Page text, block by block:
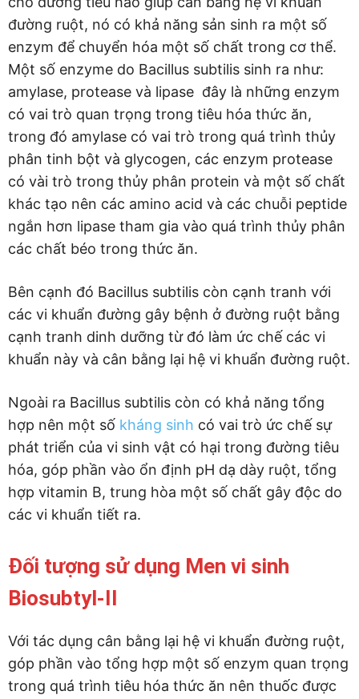
đường ruột, nó có khả năng sản sinh ra một số
enzym để chuyển hóa một số chất trong cơ thể.
Một số enzyme do Bacillus subtilis sinh ra như:
amylase, protease và lipase đây là những enzym
có vai trò quan trọng trong tiêu hóa thức ăn,
trong đó amylase có vai trò trong quá trình thủy
phân tinh bột và glycogen, các enzym protease
có vài trò trong thủy phân protein và một số chất
khác tạo nên các amino acid và các chuỗi peptide
ngắn hơn lipase tham gia vào quá trình thủy phân
các chất béo trong thức ăn.
Bên cạnh đó Bacillus subtilis còn cạnh tranh với
các vi khuẩn đường gây bệnh ở đường ruột bằng
cạnh tranh dinh dưỡng từ đó làm ức chế các vi
khuẩn này và cân bằng lại hệ vi khuẩn đường ruột.
Ngoài ra Bacillus subtilis còn có khả năng tổng
hợp nên một số kháng sinh có vai trò ức chế sự
phát triển của vi sinh vật có hại trong đường tiêu
hóa, góp phần vào ổn định pH dạ dày ruột, tổng
hợp vitamin B, trung hòa một số chất gây độc do
các vi khuẩn tiết ra.
Đối tượng sử dụng Men vi sinh
Biosubtyl-II
Với tác dụng cân bằng lại hệ vi khuẩn đường ruột,
góp phần vào tổng hợp một số enzym quan trọng
trong quá trình tiêu hóa thức ăn nên thuốc được